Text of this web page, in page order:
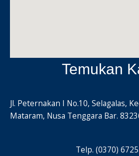
Temukan
Jl. Peternakan I No.10, Selagalas,
Mataram, Nusa Tenggara Bar.
Telp. (0370)